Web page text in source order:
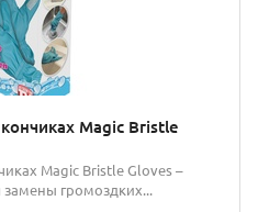
Magic Bristle
Magic Bristle Gloves –
замены громоздких...